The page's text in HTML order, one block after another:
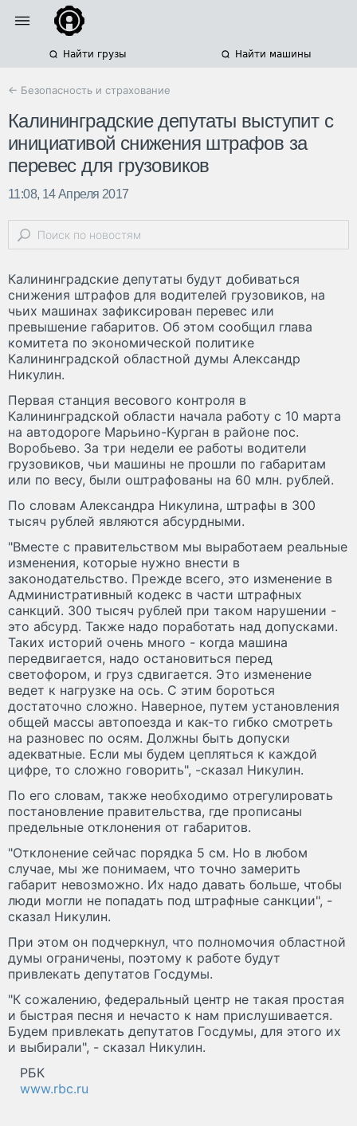
Найти грузы Найти машины
← Безопасность и страхование
Калининградские депутаты выступит с
инициативой снижения штрафов за
перевес для грузовиков
11:08, 14 Апреля 2017
Калининградские депутаты будут добиваться
снижения штрафов для водителей грузовиков, на
чьих машинах зафиксирован перевес или
превышение габаритов. Об этом сообщил глава
комитета по экономической политике
Калининградской областной думы Александр
Никулин.
Первая станция весового контроля в
Калининградской области начала работу с 10 марта
на автодороге Марьино-Курган в районе пос.
Воробьево. За три недели ее работы водители
грузовиков, чьи машины не прошли по габаритам
или по весу, были оштрафованы на 60 млн. рублей.
По словам Александра Никулина, штрафы в 300
тысяч рублей являются абсурдными.
"Вместе с правительством мы выработаем реальные
изменения, которые нужно внести в
законодательство. Прежде всего, это изменение в
Административный кодекс в части штрафных
санкций. 300 тысяч рублей при таком нарушении -
это абсурд. Также надо поработать над допусками.
Таких историй очень много - когда машина
передвигается, надо остановиться перед
светофором, и груз сдвигается. Это изменение
ведет к нагрузке на ось. С этим бороться
достаточно сложно. Наверное, путем установления
общей массы автопоезда и как-то гибко смотреть
на разновес по осям. Должны быть допуски
адекватные. Если мы будем цепляться к каждой
цифре, то сложно говорить", -сказал Никулин.
По его словам, также необходимо отрегулировать
постановление правительства, где прописаны
предельные отклонения от габаритов.
"Отклонение сейчас порядка 5 см. Но в любом
случае, мы же понимаем, что точно замерить
габарит невозможно. Их надо давать больше, чтобы
люди могли не попадать под штрафные санкции", -
сказал Никулин.
При этом он подчеркнул, что полномочия областной
думы ограничены, поэтому к работе будут
привлекать депутатов Госдумы.
"К сожалению, федеральный центр не такая простая
и быстрая песня и нечасто к нам прислушивается.
Будем привлекать депутатов Госдумы, для этого их
и выбирали", - сказал Никулин.
РБК
www.rbc.ru